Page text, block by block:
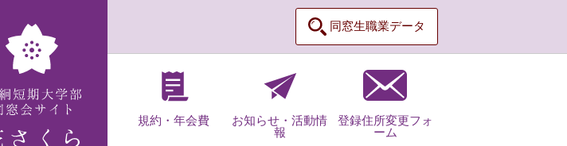
同窓生職業データ
規約・年会費
お知らせ・活動情
報
登録住所変更フォ
ーム